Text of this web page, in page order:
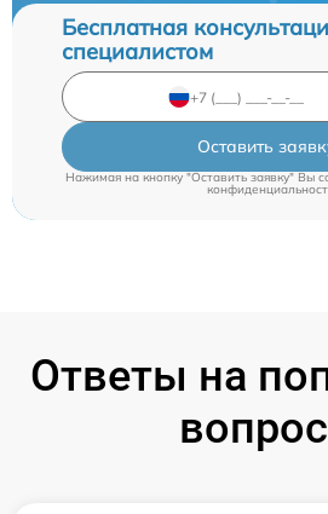
Бесплатная
специалистом
Оставить
Нажимая на кнопку "Оставить заявку" Вы
Ответы на